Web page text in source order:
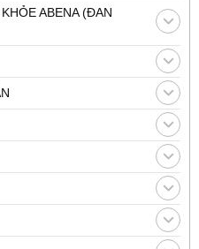
ABENA (ĐAN